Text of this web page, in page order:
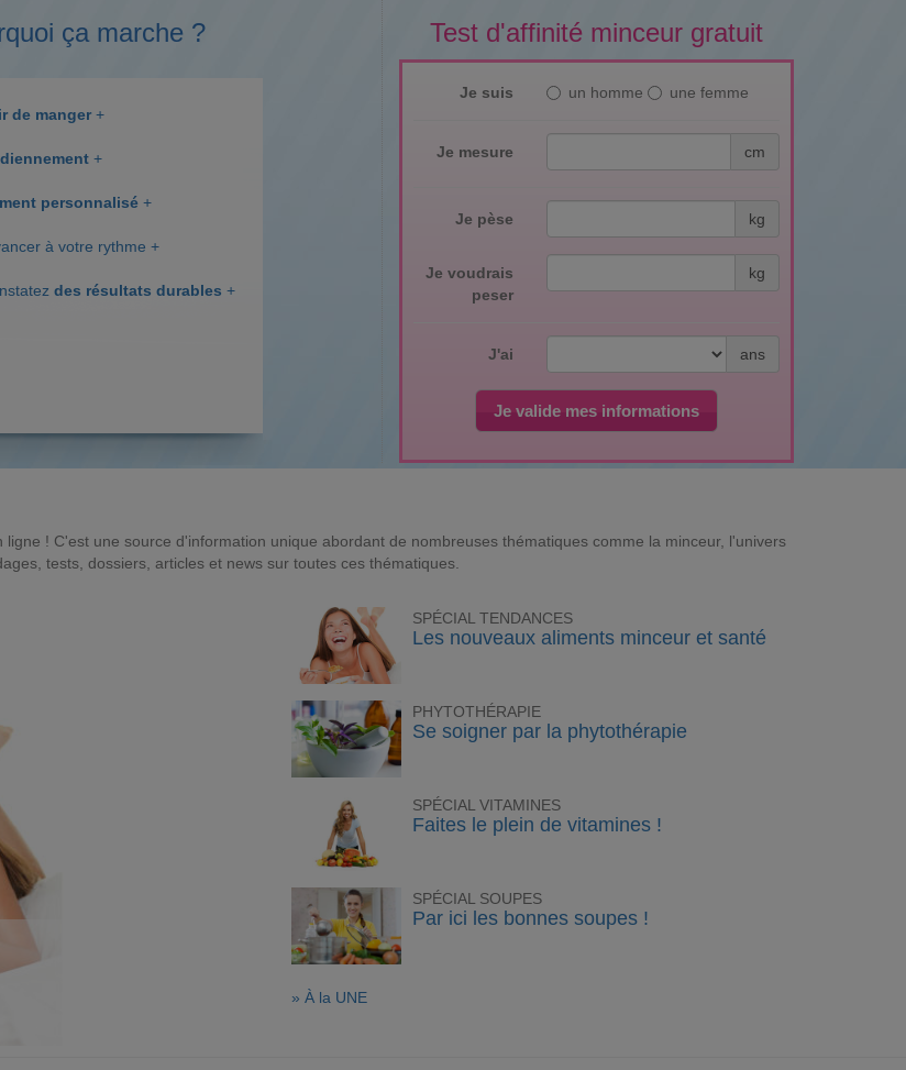
Test d'affinité minceur gratuit
Je suis un homme une femme
Je mesure cm
Je pèse kg
Je voudrais
peser
kg
J'ai ans
Je valide mes informations
ça marche ?
de manger +
+
personnalisé +
à votre rythme +
des résultats durables +
! C'est une source d'information unique abordant de nombreuses thématiques comme la minceur, l'univers
tests, dossiers, articles et news sur toutes ces thématiques.
SPÉCIAL TENDANCES
Les nouveaux aliments minceur et santé
PHYTOTHÉRAPIE
Se soigner par la phytothérapie
SPÉCIAL VITAMINES
Faites le plein de vitamines !
SPÉCIAL SOUPES
Par ici les bonnes soupes !
» À la UNE